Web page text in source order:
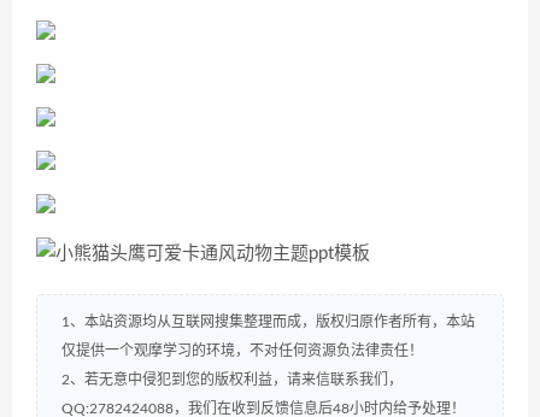
1、本站资源均从互联网搜集整理而成，版权归原作者所有，本站
仅提供一个观摩学习的环境，不对任何资源负法律责任！
2、若无意中侵犯到您的版权利益，请来信联系我们，
QQ:2782424088，我们在收到反馈信息后48小时内给予处理！